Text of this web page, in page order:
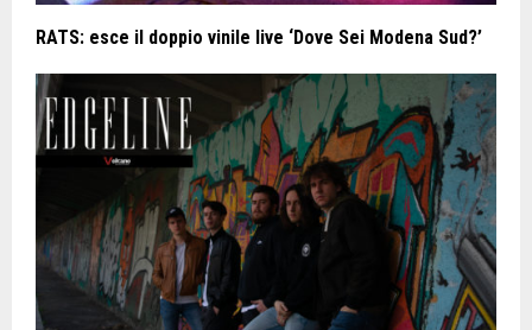
RATS: esce il doppio vinile live ‘Dove Sei Modena Sud?’